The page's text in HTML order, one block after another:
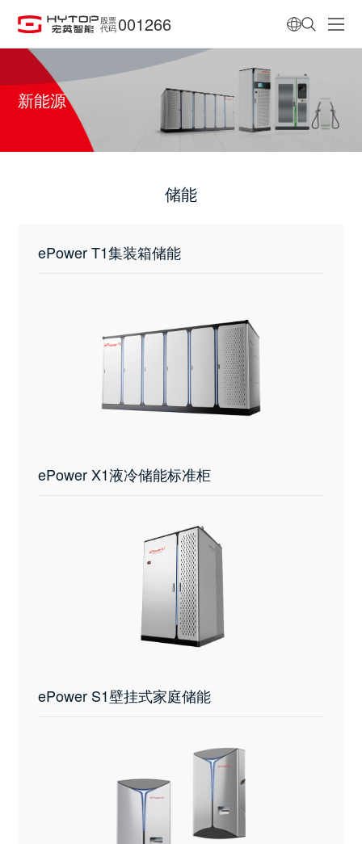
股票
代码 001266
新能源
储能
ePower T1集装箱储能
ePower X1液冷储能标准柜
ePower S1壁挂式家庭储能